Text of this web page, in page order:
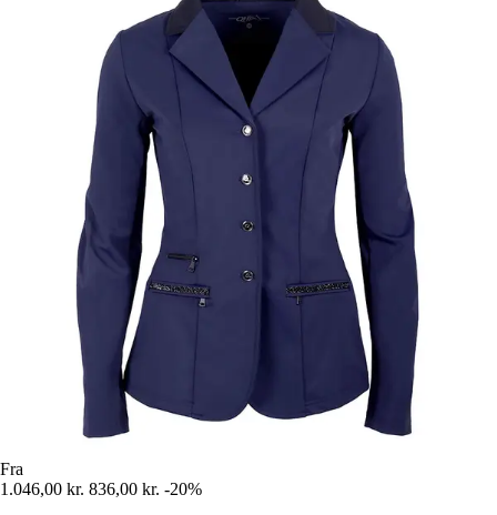
Fra
1.046,00 kr. 836,00 kr. -20%